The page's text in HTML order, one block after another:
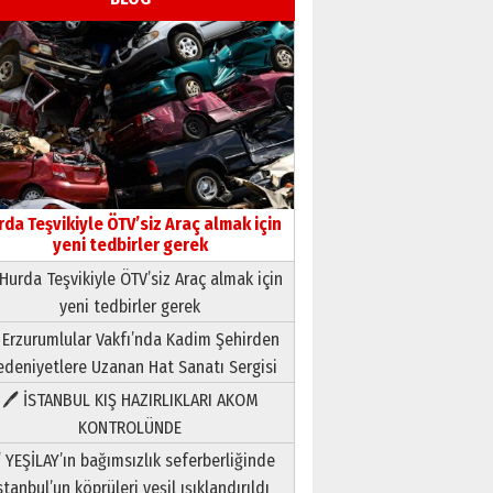
Teşvikiyle ÖTV’siz Araç almak için
yeni tedbirler gerek
Teşvikiyle ÖTV’siz Araç almak için
yeni tedbirler gerek
Vakfı’nda Kadim Şehirden
Uzanan Hat Sanatı Sergisi
🖊 İSTANBUL KIŞ HAZIRLIKLARI AKOM
KONTROLÜNDE
bağımsızlık seferberliğinde
köprüleri yeşil ışıklandırıldı
Neşat YALÇIN
Paranın Aile Kültüründeki Yeri
03 Ağustos 2026 Pazartesi
Yıldırım Gündoğdu
HAVVA’NIN ÜÇ KIZI
Yusuf POLAT
Şampiyonluk Sebahattin
Şirin’e yazar
11 Mayıs 2026 Pazartesi